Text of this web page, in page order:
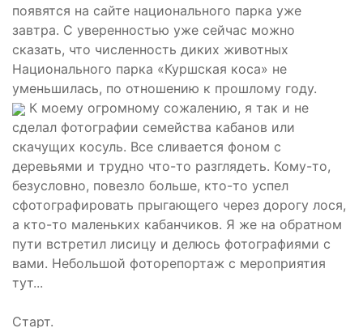
появятся на сайте национального парка уже
завтра. С уверенностью уже сейчас можно
сказать, что численность диких животных
Национального парка «Куршская коса» не
уменьшилась, по отношению к прошлому году.
К моему огромному сожалению, я так и не
сделал фотографии семейства кабанов или
скачущих косуль. Все сливается фоном с
деревьями и трудно что-то разглядеть. Кому-то,
безусловно, повезло больше, кто-то успел
сфотографировать прыгающего через дорогу лося,
а кто-то маленьких кабанчиков. Я же на обратном
пути встретил лисицу и делюсь фотографиями с
вами. Небольшой фоторепортаж с мероприятия
тут...
Старт.